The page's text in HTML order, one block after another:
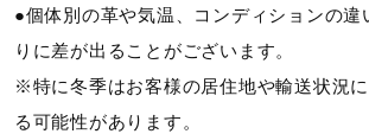
●個体別の革や気温、コンディションの違
りに差が出ることがございます。
※特に冬季はお客様の居住地や輸送状況
る可能性があります。